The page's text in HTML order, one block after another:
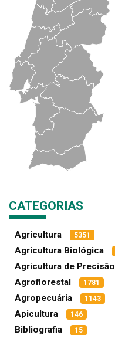
CATEGORIAS
Agricultura 5351
Agricultura Biológica
Agricultura de Precisão
Agroflorestal 1781
Agropecuária 1143
Apicultura 146
Bibliografia 15